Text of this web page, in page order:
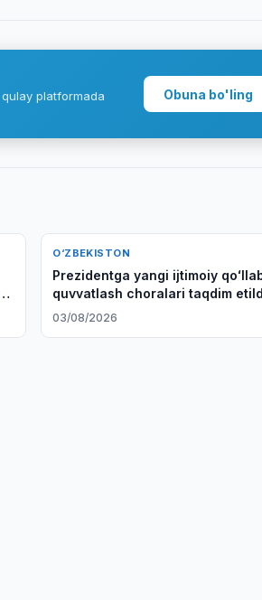
platformada
Obuna bo'ling
O‘ZBEKISTON
Prezidentga yangi ijtimoiy
quvvatlash choralari taqdim
03/08/2026